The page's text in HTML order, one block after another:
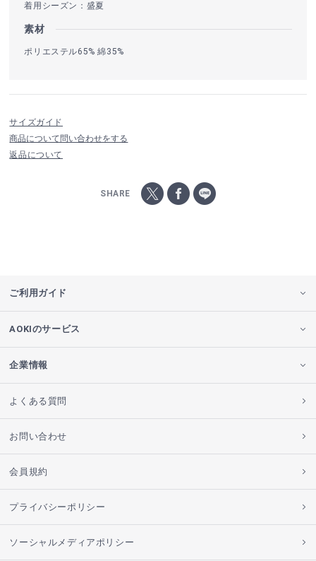
着用シーズン：盛夏
素材
ポリエステル65% 綿35%
サイズガイド
商品について問い合わせをする
返品について
SHARE
ご利用ガイド
AOKIのサービス
企業情報
よくある質問
お問い合わせ
会員規約
プライバシーポリシー
ソーシャルメディアポリシー